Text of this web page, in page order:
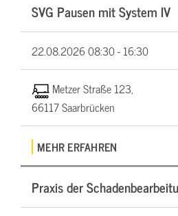
SVG Pausen mit System IV
22.08.202608:30 - 16:30
Metzer Straße 123,
66117 Saarbrücken
MEHR ERFAHREN
Praxis der